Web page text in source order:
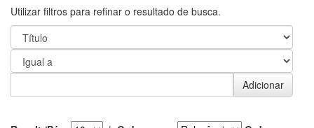
Utilizar filtros para refinar o resultado de busca.